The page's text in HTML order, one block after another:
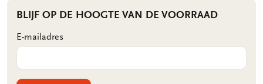
BLIJF OP DE HOOGTE VAN DE VOORRAAD
E-mailadres